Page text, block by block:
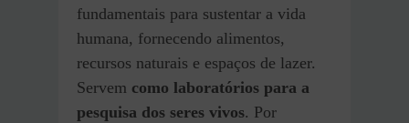
fundamentais para sustentar a vida
humana, fornecendo alimentos,
recursos naturais e espaços de lazer.
Servem como laboratórios para a
pesquisa dos seres vivos. Por